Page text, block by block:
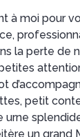
à moi pour
la perte de
petit
urne
un grand